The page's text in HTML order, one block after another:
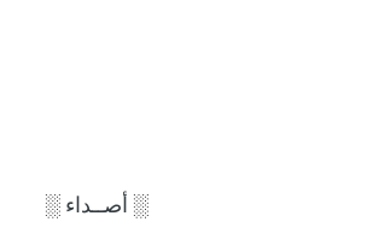
░ أصــداء ░